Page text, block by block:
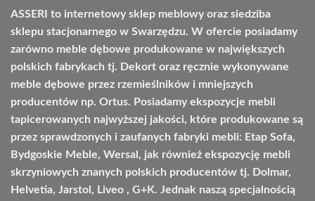
ASSERI to internetowy sklep meblowy oraz siedziba
sklepu stacjonarnego w Swarzędzu. W ofercie posiadamy
zarówno meble dębowe produkowane w największych
polskich fabrykach tj. Dekort oraz ręcznie wykonywane
meble dębowe przez rzemieślników i mniejszych
producentów np. Ortus. Posiadamy ekspozycje mebli
tapicerowanych najwyższej jakości, które produkowane są
przez sprawdzonych i zaufanych fabryki mebli: Etap Sofa,
Bydgoskie Meble, Wersal, jak również ekspozycję mebli
skrzyniowych znanych polskich producentów tj. Dolmar,
Helvetia, Jarstol, Liveo , G+K. Jednak naszą specjalnością